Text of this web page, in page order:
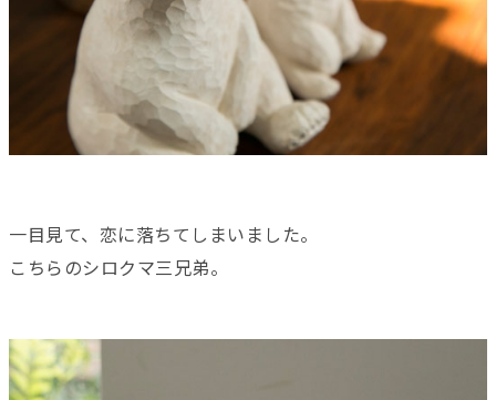
一目見て、恋に落ちてしまいました。
こちらのシロクマ三兄弟。